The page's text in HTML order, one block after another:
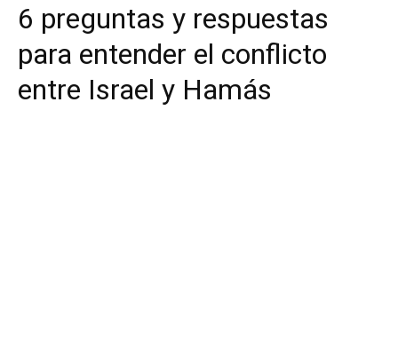
6 preguntas y respuestas
para entender el conflicto
entre Israel y Hamás